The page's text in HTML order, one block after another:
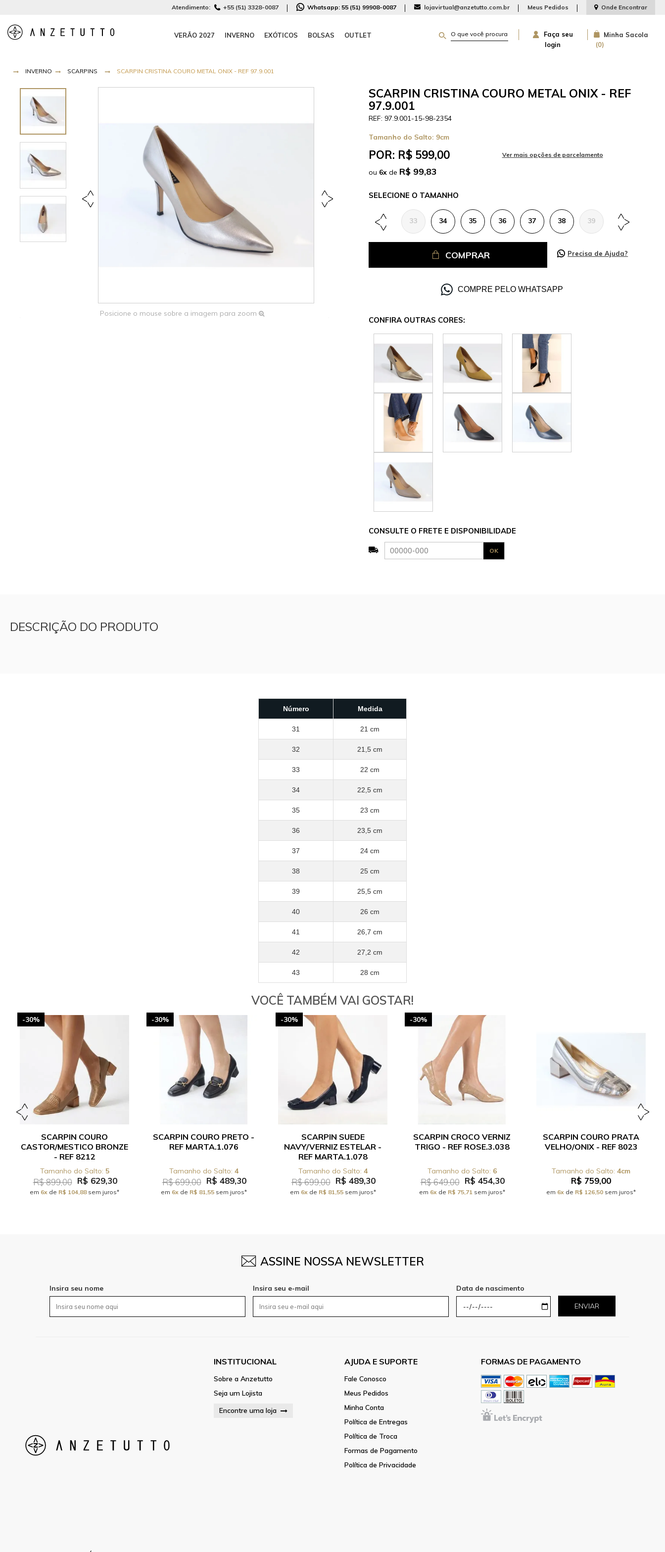
Atendimento: +55 (51) 3328-0087 Whatsapp: 55 (51) 99908-0087 lojavirtual@anzetutto.com.br Meus Pedidos Onde Encontrar
VERÃO 2027 INVERNO EXÓTICOS BOLSAS OUTLET
Faça seu
login
Minha Sacola
0
INVERNO SCARPINS SCARPIN CRISTINA COURO METAL ONIX - REF 97.9.001
Posicione o mouse sobre a imagem para zoom
SCARPIN CRISTINA COURO METAL ONIX - REF
97.9.001
97.9.001-15-98-2354
Tamanho do Salto: 9cm
POR: R$ 599,00
ou 6x de R$ 99,83
TAMANHO
33 34 35 36 37 38 39 40
COMPRAR Precisa de Ajuda?
COMPRE PELO WHATSAPP
CONFIRA OUTRAS CORES:
CONSULTE O FRETE E DISPONIBILIDADE
DESCRIÇÃO DO PRODUTO
Número Medida
31 21 cm
32 21,5 cm
33 22 cm
34 22,5 cm
35 23 cm
36 23,5 cm
37 24 cm
38 25 cm
39 25,5 cm
40 26 cm
41 26,7 cm
42 27,2 cm
43 28 cm
VOCÊ TAMBÉM VAI GOSTAR!
-30%
SCARPIN COURO
CASTOR/MESTICO BRONZE
- REF 8212
5
R$ 899,00 R$ 629,30
em 6x de R$ 104,88sem juros*
-30%
SCARPIN COURO PRETO -
REF MARTA.1.076
4
R$ 699,00 R$ 489,30
em 6xde R$ 81,55sem juros*
-30%
SCARPIN SUEDE
NAVY/VERNIZ ESTELAR -
REF MARTA.1.078
4
R$ 699,00 R$ 489,30
em 6xde R$ 81,55sem juros*
-30%
SCARPIN CROCO VERNIZ
TRIGO - REF ROSE.3.038
6
R$ 649,00 R$ 454,30
em 6xde R$ 75,71sem juros*
SCARPIN COURO PRATA
VELHO/ONIX - REF 8023
4cm
R$ 759,00
em 6x de R$ 126,50 sem juros*
ASSINE NOSSA NEWSLETTER
Insira seu nome Insira seu e-mail
Data de nascimento
ENVIAR
INSTITUCIONAL
Sobre a Anzetutto
Seja um Lojista
Encontre uma loja
AJUDA E SUPORTE
Fale Conosco
Meus Pedidos
Minha Conta
Política de Entregas
Política de Troca
Formas de Pagamento
Política de Privacidade
FORMAS DE PAGAMENTO